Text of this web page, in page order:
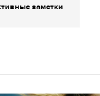
заметки